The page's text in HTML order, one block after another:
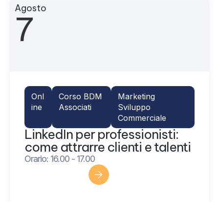
Agosto
7
Onl
ine
Corso BDM
Associati
Marketing
Sviluppo
Commerciale
LinkedIn per professionisti:
come attrarre clienti e talenti
Orario: 16.00 - 17.00